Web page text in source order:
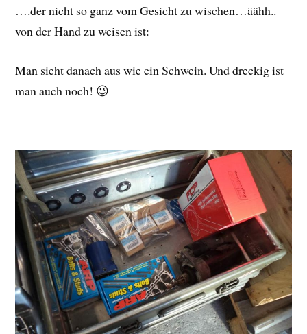
….der nicht so ganz vom Gesicht zu wischen…äähh..
von der Hand zu weisen ist:
Man sieht danach aus wie ein Schwein. Und dreckig ist
man auch noch! 😉